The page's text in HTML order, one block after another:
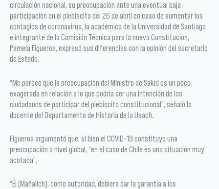
circulación nacional, su preocupación ante una eventual baja
participación en el plebiscito del 26 de abril en caso de aumentar los
contagios de coronavirus, la académica de la Universidad de Santiago
e integrante de la Comisión Técnica para la nueva Constitución,
Pamela Figueroa, expresó sus diferencias con la opinión del secretario
de Estado.
“Me parece que la preocupación del Ministro de Salud es un poco
exagerada en relación a lo que podría ser una intención de los
ciudadanos de participar del plebiscito constitucional”, señaló la
docente del Departamento de Historia de la Usach.
Figueroa argumentó que, si bien el COVID-19 constituye una
preocupación a nivel global, “en el caso de Chile es una situación muy
acotada”.
“Él (Mañalich), como autoridad, debiera dar la garantía a los